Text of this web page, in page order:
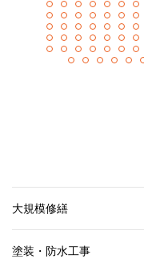
お知らせ
スタッフブログ
大規模修繕
塗装・防水工事